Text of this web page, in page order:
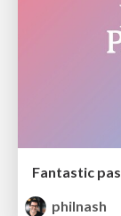
philnash